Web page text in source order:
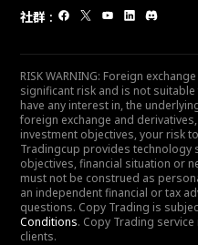
社群 :
RISK WARNING: Foreign
significant risk and is not
have any interest in, the
foreign exchange and
investment objectives, your risk
Tradingcup provides technology
objectives, financial situation or
must not be construed as
an independent financial or tax
questions. Copy Trading is
Conditions. Copy Trading
clients.